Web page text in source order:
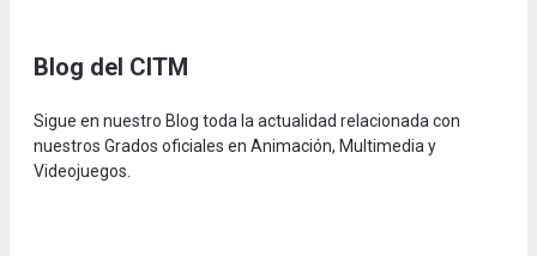
Blog del CITM
Sigue en nuestro Blog toda la actualidad relacionada con
nuestros Grados oficiales en Animación, Multimedia y
Videojuegos.